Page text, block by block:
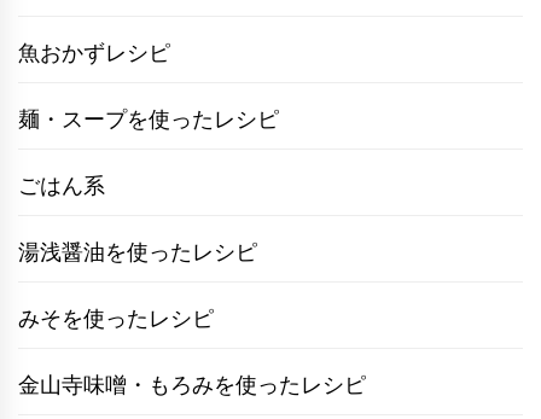
魚おかずレシピ
麺・スープを使ったレシピ
ごはん系
湯浅醤油を使ったレシピ
みそを使ったレシピ
金山寺味噌・もろみを使ったレシピ